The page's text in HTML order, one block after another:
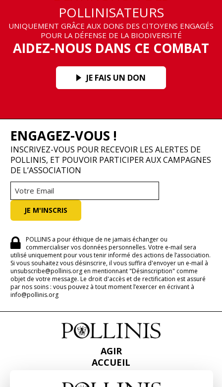
POLLINISATEURS
UNIQUEMENT GRÂCE AUX DONS DES CITOYENS ENGAGÉS
POUR LA DÉFENSE DE LA BIODIVERSITÉ
AIDEZ-NOUS DANS CE COMBAT
JE FAIS UN DON
ENGAGEZ-VOUS !
INSCRIVEZ-VOUS POUR RECEVOIR LES ALERTES DE
POLLINIS, ET POUVOIR PARTICIPER AUX CAMPAGNES
DE L’ASSOCIATION
POLLINIS a pour éthique de ne jamais échanger ou
commercialiser vos données personnelles. Votre e-mail sera
utilisé uniquement pour vous tenir informé des actions de l’association.
Si vous souhaitez vous désinscrire, il vous suffira d'envoyer un e-mail à
unsubscribe@pollinis.org en mentionnant "Désinscription" comme
objet de votre message. Le droit d'accès et de rectification est assuré
par nos soins : vous pouvez à tout moment l’exercer en écrivant à
info@pollinis.org
AGIR
ACCUEIL